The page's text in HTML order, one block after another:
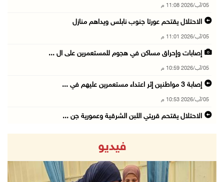
05/آب/2026 11:08 م
الاحتلال يقتحم عورتا جنوب نابلس ويداهم منازل
05/آب/2026 11:01 م
إصابات وإحراق مساكن في هجوم للمستعمرين على ال ...
05/آب/2026 10:59 م
إصابة 3 مواطنين إثر اعتداء مستعمرين عليهم في ...
05/آب/2026 10:53 م
الاحتلال يقتحم قريتي اللبن الشرقية وعمورية جن ...
الوزيرة شاهين تبحث مع نظيرها المصري مستجدات ا ...
05/آب/2026 10:43 م
مستعمرون يقتحمون بيت فجار جنوب بيت لحم
فيديو